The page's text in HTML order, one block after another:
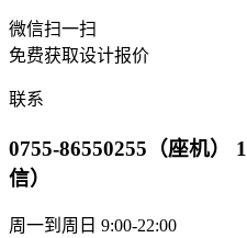
微信扫一扫
免费获取设计报价
联系
0755-86550255（座机）
信）
周一到周日 9:00-22:00